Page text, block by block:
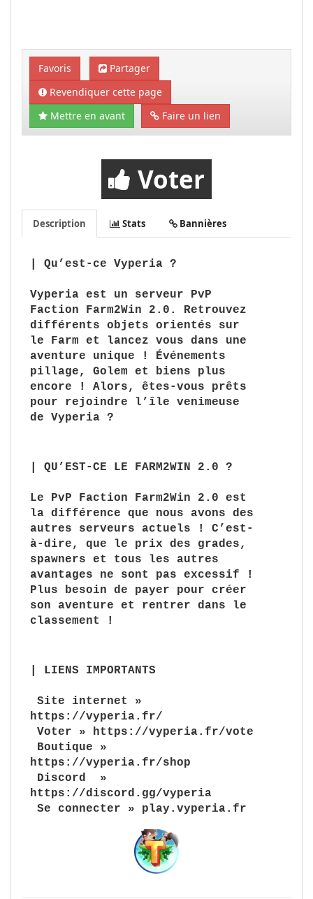
Favoris
Partager
Revendiquer cette page
Mettre en avant
Faire un lien
Voter
Description Stats Bannières
| Qu’est-ce Vyperia ?
Vyperia est un serveur PvP
Faction Farm2Win 2.0. Retrouvez
différents objets orientés sur
le Farm et lancez vous dans une
aventure unique ! Événements
pillage, Golem et biens plus
encore ! Alors, êtes-vous prêts
pour rejoindre l’île venimeuse
de Vyperia ?
| QU’EST-CE LE FARM2WIN 2.0 ?
Le PvP Faction Farm2Win 2.0 est
la différence que nous avons des
autres serveurs actuels ! C’est-
à-dire, que le prix des grades,
spawners et tous les autres
avantages ne sont pas excessif !
Plus besoin de payer pour créer
son aventure et rentrer dans le
classement !
| LIENS IMPORTANTS
Site internet
»
https://vyperia.fr/
Voter » https://vyperia.fr/vote
Boutique »
https://vyperia.fr/shop
Discord »
https://discord.gg/vyperia
Se connecter » play.vyperia.fr